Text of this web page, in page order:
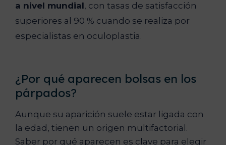
a nivel mundial, con tasas de satisfacción
superiores al 90 % cuando se realiza por
especialistas en oculoplastia.
¿Por qué aparecen bolsas en los
párpados?
Aunque su aparición suele estar ligada con
la edad, tienen un origen multifactorial.
Saber por qué aparecen es clave para elegir